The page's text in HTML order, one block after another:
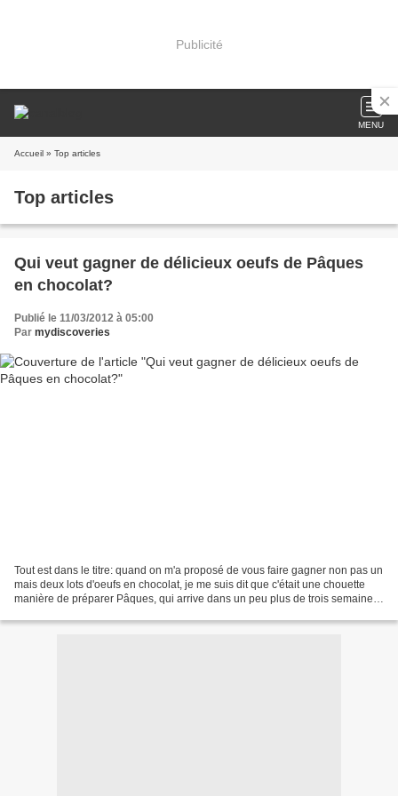
Publicité
MENU
Accueil » Top articles
Top articles
Qui veut gagner de délicieux oeufs de Pâques
en chocolat?
Publié le 11/03/2012 à 05:00
Par mydiscoveries
Tout est dans le titre: quand on m'a proposé de vous faire gagner non pas un
mais deux lots d'oeufs en chocolat, je me suis dit que c'était une chouette
manière de préparer Pâques, qui arrive dans un peu plus de trois semaines!